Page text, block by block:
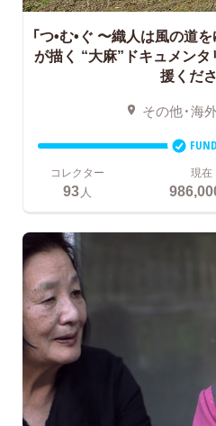
「つ•む•ぐ 〜織人は風の道
が描く “大麻”ドキュメン
援くだ
その他・海
コレクター
93人
現在